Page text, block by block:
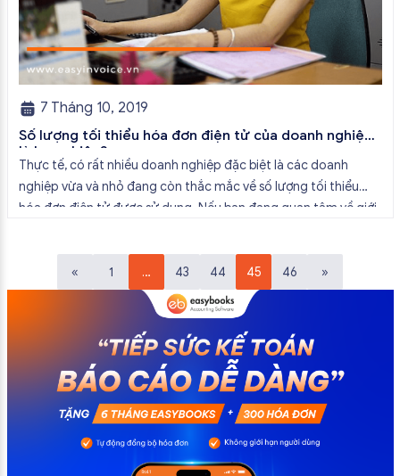
7 Tháng 10, 2019
Số lượng tối thiểu hóa đơn điện tử của doanh nghiệp
là bao nhiêu?
Thực tế, có rất nhiều doanh nghiệp đặc biệt là các doanh
nghiệp vừa và nhỏ đang còn thắc mắc về số lượng tối thiểu
hóa đơn điện tử được sử dụng. Nếu bạn đang quan tâm về giới
bao nhiêu […]
«
1 … 43 44 45 46 »